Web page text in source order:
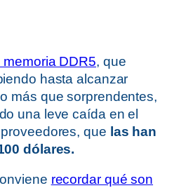
DDR5, que
hasta alcanzar
más que sorprendentes,
una leve caída en el
que las han
dólares.
recordar qué son